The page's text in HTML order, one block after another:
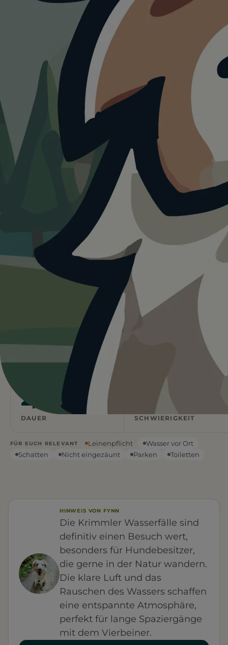
Krimmler
Wasserfälle
Rundwanderweg
Heute ist eher nicht ideal
für
Krimmler Wasserfälle
Rundwanderweg.
Heute Regen. Nehmt Regenschutz mit, wenn ihr
OpenWeatherMap
6,4
2,5
DAUER
Mittel
SCHWIERIGKEIT
FÜR EUCH RELEVANT Leinenpflicht
Wasser vor Ort
Schatten
Nicht eingezäunt Parken Toiletten
HINWEIS VON FYNN
Die Krimmler Wasserfälle sind
definitiv einen Besuch wert,
besonders für Hundebesitzer,
die gerne in der Natur wandern.
Die klare Luft und das
Rauschen des Wassers schaffen
eine entspannte Atmosphäre,
perfekt für lange Spaziergänge
mit dem Vierbeiner.